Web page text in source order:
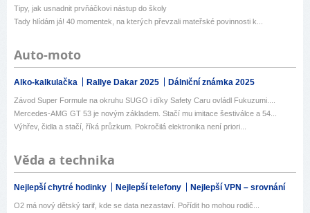
Tipy, jak usnadnit prvňáčkovi nástup do školy
Tady hlídám já! 40 momentek, na kterých převzali mateřské povinnosti k...
Auto-moto
Alko-kalkulačka Rallye Dakar 2025 Dálniční známka 2025
Závod Super Formule na okruhu SUGO i díky Safety Caru ovládl Fukuzumi....
Mercedes-AMG GT 53 je novým základem. Stačí mu imitace šestiválce a 54...
Výhřev, čidla a stačí, říká průzkum. Pokročilá elektronika není priori...
Věda a technika
Nejlepší chytré hodinky Nejlepší telefony Nejlepší VPN – srovnání
O2 má nový dětský tarif, kde se data nezastaví. Pořídit ho mohou rodič...